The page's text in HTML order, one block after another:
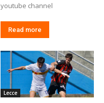
youtube channel
Read more
Lecce